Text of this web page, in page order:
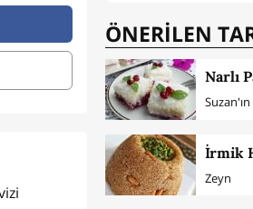
ÖNERİLEN
Narlı
Zeyn